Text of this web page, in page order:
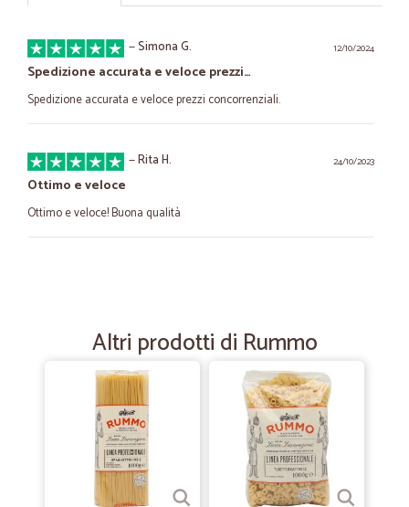
12/10/2024
—Simona G.
Spedizione accurata e veloce prezzi…
Spedizione accurata e veloce prezzi concorrenziali.
24/10/2023
—Rita H.
Ottimo e veloce
Ottimo e veloce! Buona qualità
—Trustpilot
servizio eccellente!
servizio eccellente! ottima comunicazione! prezzi buoni e spedizioni
Altri prodotti di Rummo